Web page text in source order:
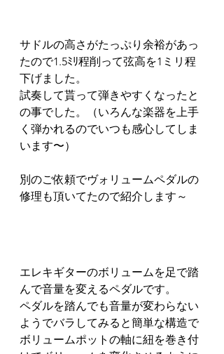
サドルの高さがたっぷり余裕があっ
たので1.5ﾐﾘ程削って弦高を1ミリ程
下げました。
試奏して貰って弾きやすくなったと
の事でした。（いろんな楽器を上手
く弾かれるのでいつも感心してしま
います〜）
別のご依頼でヴォリュームペダルの
修理も頂いてたので紹介します～
エレキギターのボリュームを足で踏
んで音量を変えるペダルです。
ペダルを踏んでも音量が変わらない
ようでバラしてみると簡単な構造で
ボリュームポットの軸に紐を巻き付